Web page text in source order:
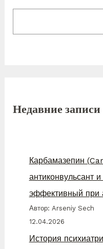
Сидерский
о
Недавние записи
Карбамазепин
антиконвульсант
эффективный при
Автор: Arseniy Sech
12.04.2026
История